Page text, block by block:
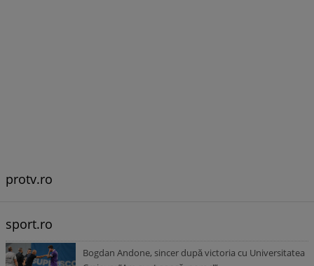
protv.ro
sport.ro
Bogdan Andone, sincer după victoria cu Universitatea